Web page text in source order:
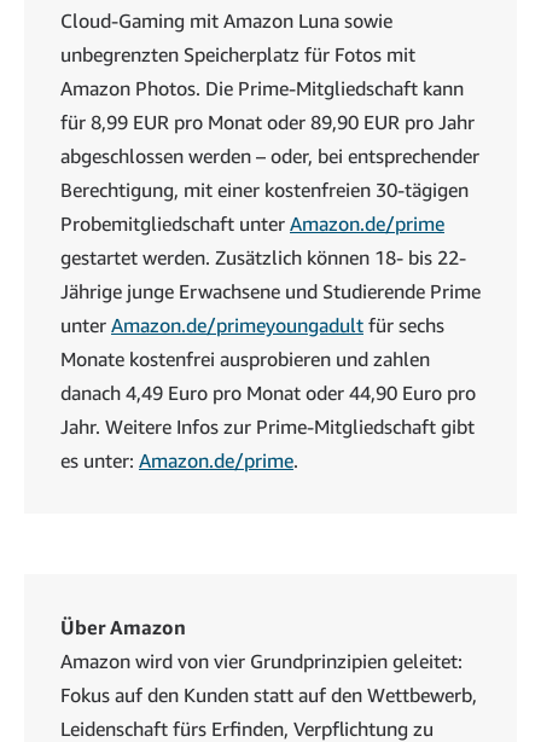
Cloud-Gaming mit Amazon Luna sowie
unbegrenzten Speicherplatz für Fotos mit
Amazon Photos. Die Prime-Mitgliedschaft kann
für 8,99 EUR pro Monat oder 89,90 EUR pro Jahr
abgeschlossen werden – oder, bei entsprechender
Berechtigung, mit einer kostenfreien 30-tägigen
Probemitgliedschaft unter Amazon.de/prime
gestartet werden. Zusätzlich können 18- bis 22-
Jährige junge Erwachsene und Studierende Prime
unter Amazon.de/primeyoungadult für sechs
Monate kostenfrei ausprobieren und zahlen
danach 4,49 Euro pro Monat oder 44,90 Euro pro
Jahr. Weitere Infos zur Prime-Mitgliedschaft gibt
es unter: Amazon.de/prime.
Über Amazon
Amazon wird von vier Grundprinzipien geleitet:
Fokus auf den Kunden statt auf den Wettbewerb,
Leidenschaft fürs Erfinden, Verpflichtung zu